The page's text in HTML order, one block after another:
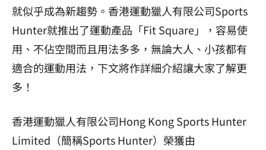
就似乎成為新趨勢。香港運動獵人有限公司Sports
Hunter就推出了運動產品「Fit Square」，容易使
用、不佔空間而且用法多多，無論大人、小孩都有
適合的運動用法，下文將作詳細介紹讓大家了解更
多！
香港運動獵人有限公司Hong Kong Sports Hunter
Limited（簡稱Sports Hunter）榮獲由